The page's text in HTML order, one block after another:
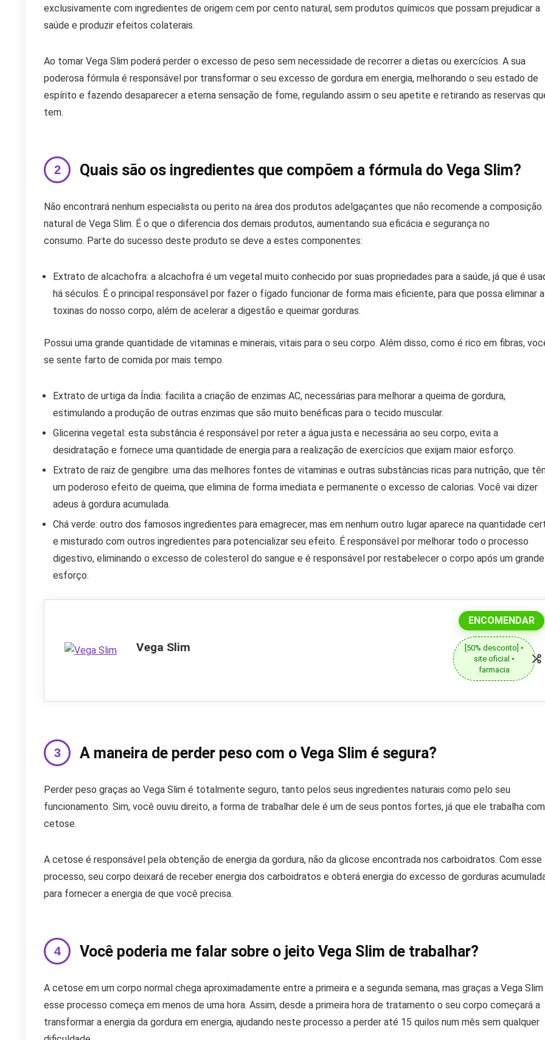
exclusivamente com ingredientes de origem cem por cento natural, sem produtos químicos que possam prejudicar a
saúde e produzir efeitos colaterais.
Ao tomar Vega Slim poderá perder o excesso de peso sem necessidade de recorrer a dietas ou exercícios. A sua
poderosa fórmula é responsável por transformar o seu excesso de gordura em energia, melhorando o seu estado de
espírito e fazendo desaparecer a eterna sensação de fome, regulando assim o seu apetite e retirando as reservas
tem.
Quais são os ingredientes que compõem a fórmula do Vega Slim?
Não encontrará nenhum especialista ou perito na área dos produtos adelgaçantes que não recomende a composição
natural de Vega Slim. É o que o diferencia dos demais produtos, aumentando sua eficácia e segurança no
consumo. Parte do sucesso deste produto se deve a estes componentes:
Extrato de alcachofra: a alcachofra é um vegetal muito conhecido por suas propriedades para a saúde, já que é
há séculos. É o principal responsável por fazer o fígado funcionar de forma mais eficiente, para que possa eliminar
toxinas do nosso corpo, além de acelerar a digestão e queimar gorduras.
Possui uma grande quantidade de vitaminas e minerais, vitais para o seu corpo. Além disso, como é rico em fibras,
se sente farto de comida por mais tempo.
Extrato de urtiga da Índia: facilita a criação de enzimas AC, necessárias para melhorar a queima de gordura,
estimulando a produção de outras enzimas que são muito benéficas para o tecido muscular.
Glicerina vegetal: esta substância é responsável por reter a água justa e necessária ao seu corpo, evita a
desidratação e fornece uma quantidade de energia para a realização de exercícios que exijam maior esforço.
Extrato de raiz de gengibre: uma das melhores fontes de vitaminas e outras substâncias ricas para nutrição, que
um poderoso efeito de queima, que elimina de forma imediata e permanente o excesso de calorias. Você vai dizer
adeus à gordura acumulada.
Chá verde: outro dos famosos ingredientes para emagrecer, mas em nenhum outro lugar aparece na quantidade
e misturado com outros ingredientes para potencializar seu efeito. É responsável por melhorar todo o processo
digestivo, eliminando o excesso de colesterol do sangue e é responsável por restabelecer o corpo após um grande
esforço.
Vega Slim
ENCOMENDAR
[50% desconto] •
site oficial •
farmacia
A maneira de perder peso com o Vega Slim é segura?
Perder peso graças ao Vega Slim é totalmente seguro, tanto pelos seus ingredientes naturais como pelo seu
funcionamento. Sim, você ouviu direito, a forma de trabalhar dele é um de seus pontos fortes, já que ele trabalha com
cetose.
A cetose é responsável pela obtenção de energia da gordura, não da glicose encontrada nos carboidratos. Com esse
processo, seu corpo deixará de receber energia dos carboidratos e obterá energia do excesso de gorduras
para fornecer a energia de que você precisa.
Você poderia me falar sobre o jeito Vega Slim de trabalhar?
A cetose em um corpo normal chega aproximadamente entre a primeira e a segunda semana, mas graças a Vega Slim
esse processo começa em menos de uma hora. Assim, desde a primeira hora de tratamento o seu corpo começará a
transformar a energia da gordura em energia, ajudando neste processo a perder até 15 quilos num mês sem qualquer